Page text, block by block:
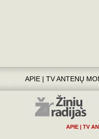
APIE| TV ANTENŲ
APIE | TV